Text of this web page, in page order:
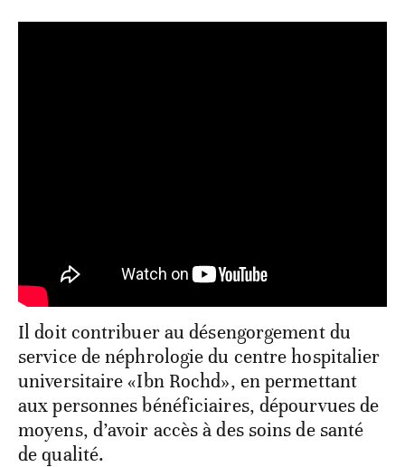
Il doit contribuer au désengorgement du
service de néphrologie du centre hospitalier
universitaire «Ibn Rochd», en permettant
aux personnes bénéficiaires, dépourvues de
moyens, d’avoir accès à des soins de santé
de qualité.